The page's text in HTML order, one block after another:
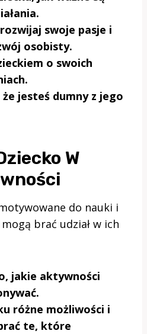
swoje pasje i
osobisty.
o swoich
że jesteś dumny z jego
W
do nauki i
brać udział w ich
jakie aktywności
różne możliwości i
te, które